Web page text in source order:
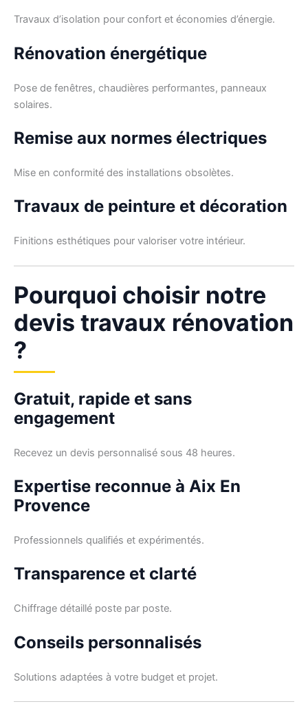
Travaux d’isolation pour confort et économies d’énergie.
Rénovation énergétique
Pose de fenêtres, chaudières performantes, panneaux
solaires.
Remise aux normes électriques
Mise en conformité des installations obsolètes.
Travaux de peinture et décoration
Finitions esthétiques pour valoriser votre intérieur.
Pourquoi choisir notre
devis travaux rénovation
?
Gratuit, rapide et sans
engagement
Recevez un devis personnalisé sous 48 heures.
Expertise reconnue à Aix En
Provence
Professionnels qualifiés et expérimentés.
Transparence et clarté
Chiffrage détaillé poste par poste.
Conseils personnalisés
Solutions adaptées à votre budget et projet.